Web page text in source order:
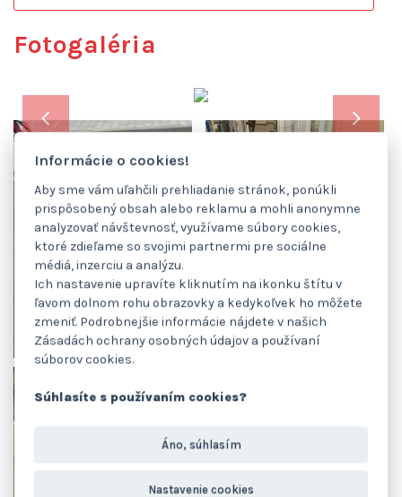
Fotogaléria
Informácie o cookies!
Aby sme vám uľahčili prehliadanie stránok, ponúkli
prispôsobený obsah alebo reklamu a mohli anonymne
analyzovať návštevnosť, využívame súbory cookies,
ktoré zdieľame so svojimi partnermi pre sociálne
médiá, inzerciu a analýzu.
Ich nastavenie upravíte kliknutím na ikonku štítu v
ľavom dolnom rohu obrazovky a kedykoľvek ho môžete
zmeniť. Podrobnejšie informácie nájdete v našich
Zásadách ochrany osobných údajov a používaní
súborov cookies.
Súhlasíte s používaním cookies?
Áno, súhlasím
Nastavenie cookies